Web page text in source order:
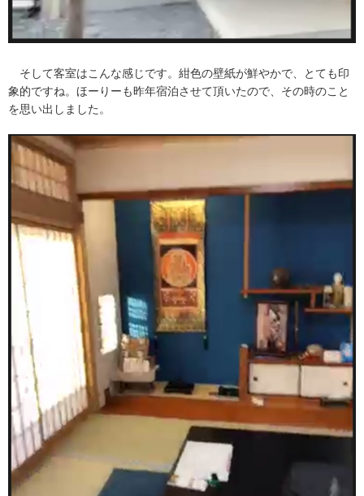
そして客室はこんな感じです。紺色の壁紙が鮮やかで、とても印
象的ですね。ほーりーも昨年宿泊させて頂いたので、その時のこと
を思い出しました。